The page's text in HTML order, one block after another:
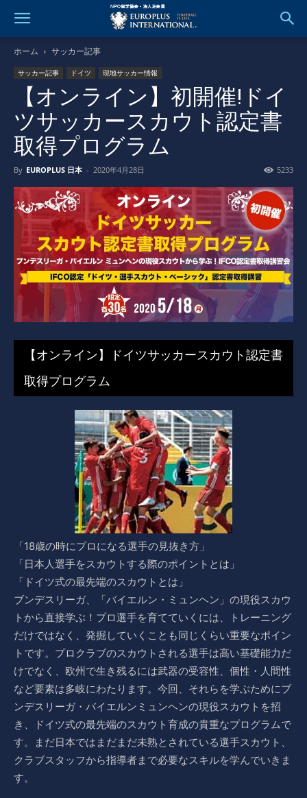
ホーム サッカー記事
サッカー記事 ドイツ 現地サッカー情報
【オンライン】初開催!ドイ
ツサッカースカウト認定書
取得プログラム
By EUROPLUS 日本 - 2020年4月28日 5233
【オンライン】ドイツサッカースカウト認定書
取得プログラム
「18歳の時にプロになる選手の見抜き方」
「日本人選手をスカウトする際のポイントとは」
「ドイツ式の最先端のスカウトとは」
ブンデスリーガ、「バイエルン・ミュンヘン」の現役スカウ
トから直接学ぶ！プロ選手を育てていくには、トレーニング
だけではなく、発掘していくことも同じくらい重要なポイン
トです。プロクラブのスカウトされる選手は高い基礎能力だ
けでなく、欧州で生き残るには武器の受容性、個性・人間性
など要素は多岐にわたります。今回、それらを学ぶためにブ
ンデスリーガ・バイエルンミュンヘンの現役スカウトを招
き、ドイツ式の最先端のスカウト育成の貴重なプログラムで
す。まだ日本ではまだまだ未熟とされている選手スカウト、
クラブスタッフから指導者まで必要なスキルを学んでいきま
す。